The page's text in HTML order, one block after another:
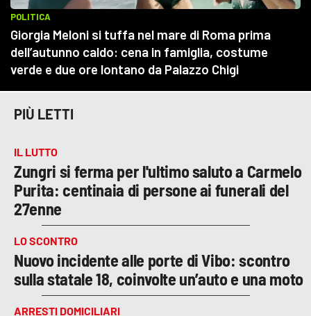
PIÙ LETTI
IL LUTTO
Zungri si ferma per l'ultimo saluto a Carmelo
Purita: centinaia di persone ai funerali del
27enne
LO SCONTRO
Nuovo incidente alle porte di Vibo: scontro
sulla statale 18, coinvolte un’auto e una moto
ARRESTI DOMICILIARI